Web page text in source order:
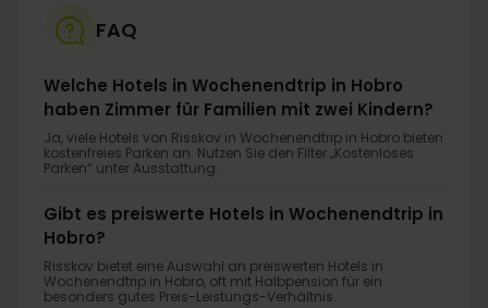
FAQ
Welche Hotels in Wochenendtrip in Hobro
haben Zimmer für Familien mit zwei Kindern?
Ja, viele Hotels von Risskov in Wochenendtrip in Hobro bieten
kostenfreies Parken an. Nutzen Sie den Filter „Kostenloses
Parken“ unter Ausstattung.
Gibt es preiswerte Hotels in Wochenendtrip in
Hobro?
Risskov bietet eine Auswahl an preiswerten Hotels in
Wochenendtrip in Hobro, oft mit Halbpension für ein
besonders gutes Preis-Leistungs-Verhältnis.